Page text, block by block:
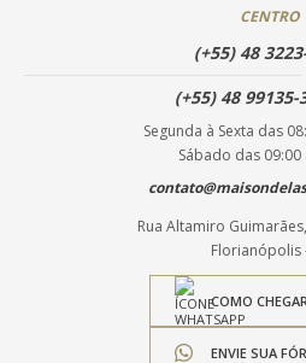
CENTRO
(+55) 48
(+55) 48 99135-
Segunda à Sexta das
Sábado das 09:00
Rua Altamiro
Florianópolis
COMO
ENVIE SUA